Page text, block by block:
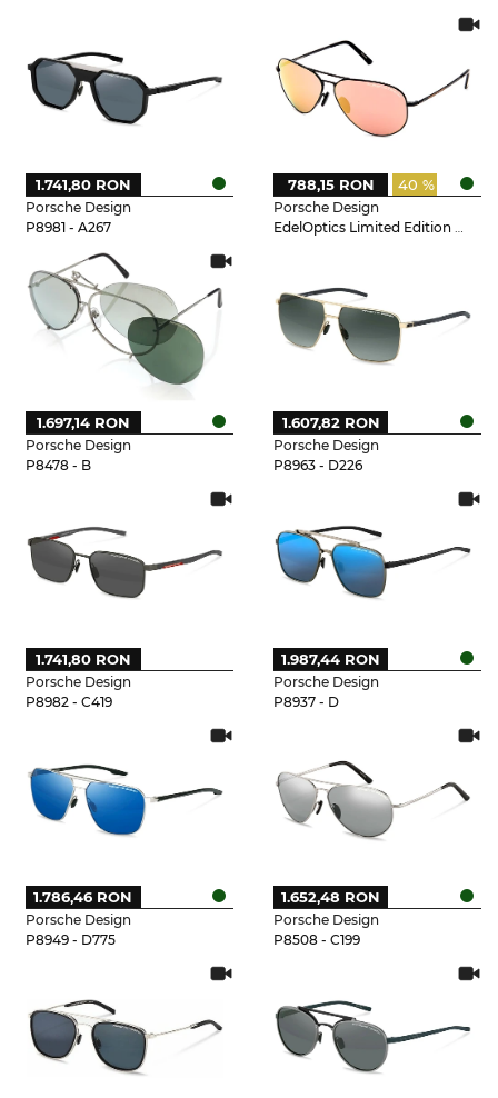
Porsche Design
P8981 - A267
1.741,80 RON
Porsche Design
EdelOptics Limited Edition - EO
40 %
788,15 RON
Porsche Design
P8478 - B
1.697,14 RON
Porsche Design
P8963 - D226
1.607,82 RON
Porsche Design
P8982 - C419
1.741,80 RON
Porsche Design
P8937 - D
1.987,44 RON
Porsche Design
P8949 - D775
1.786,46 RON
Porsche Design
P8508 - C199
1.652,48 RON